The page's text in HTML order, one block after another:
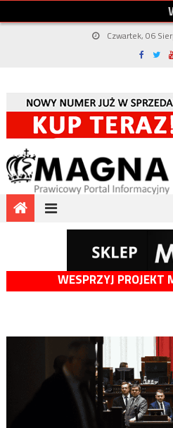
Czwartek, 06
WESPRZYJ PROJEKT